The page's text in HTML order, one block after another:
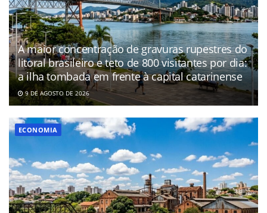
A maior concentração de gravuras rupestres do
litoral brasileiro e teto de 800 visitantes por dia:
a ilha tombada em frente à capital catarinense
9 DE AGOSTO DE 2026
ECONOMIA